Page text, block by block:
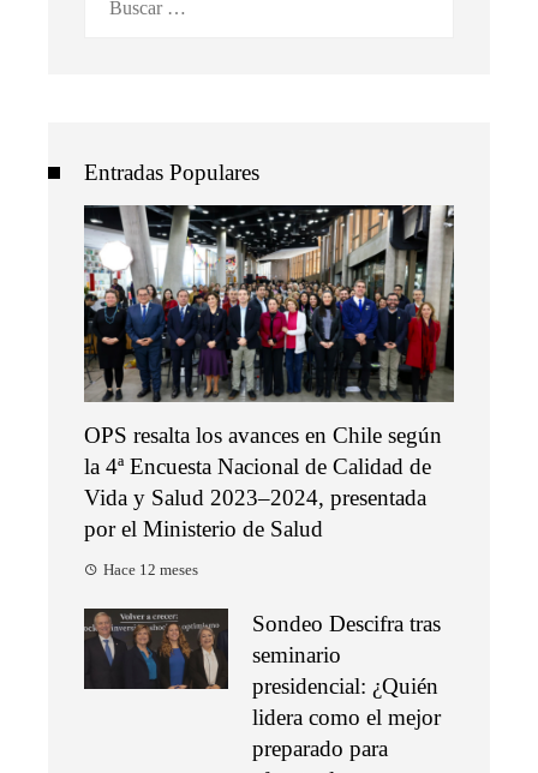
Entradas Populares
OPS resalta los avances en Chile según
la 4ª Encuesta Nacional de Calidad de
Vida y Salud 2023–2024, presentada
por el Ministerio de Salud
Hace 12 meses
Sondeo Descifra tras
seminario
presidencial: ¿Quién
lidera como el mejor
preparado para